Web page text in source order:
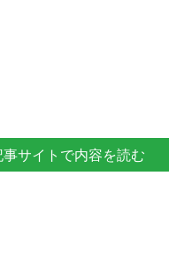
事サイトで内容を読む